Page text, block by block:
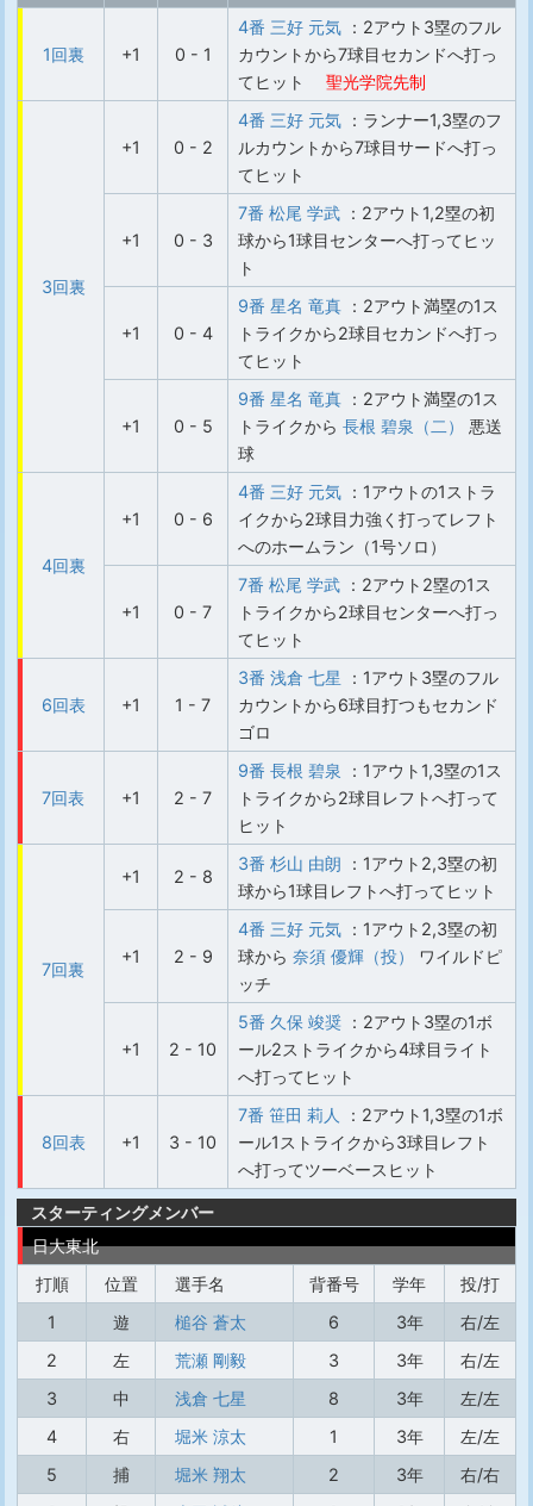
1回裏 +1 0 - 1
4番 三好 元気 ：2アウト3塁のフル
カウントから7球目セカンドへ打っ
てヒット
聖光学院先制
3回裏
+1 0 - 2
4番 三好 元気 ：ランナー1,3塁のフ
ルカウントから7球目サードへ打っ
てヒット
+1 0 - 3
7番 松尾 学武 ：2アウト1,2塁の初
球から1球目センターへ打ってヒッ
ト
+1 0 - 4
9番 星名 竜真 ：2アウト満塁の1ス
トライクから2球目セカンドへ打っ
てヒット
+1 0 - 5
9番 星名 竜真 ：2アウト満塁の1ス
トライクから 長根 碧泉（二）
悪送
球
4回裏
+1 0 - 6
4番 三好 元気 ：1アウトの1ストラ
イクから2球目力強く打ってレフト
へのホームラン（1号ソロ）
+1 0 - 7
7番 松尾 学武 ：2アウト2塁の1ス
トライクから2球目センターへ打っ
てヒット
6回表 +1 1 - 7
3番 浅倉 七星 ：1アウト3塁のフル
カウントから6球目打つもセカンド
ゴロ
7回表 +1 2 - 7
9番 長根 碧泉
：1アウト1,3塁の1ス
トライクから2球目レフトへ打って
ヒット
7回裏
+1 2 - 8
3番 杉山 由朗 ：1アウト2,3塁の初
球から1球目レフトへ打ってヒット
+1 2 - 9
4番 三好 元気 ：1アウト2,3塁の初
球から 奈須 優輝（投）
ワイルドピ
ッチ
+1 2 - 10
5番 久保 竣奨 ：2アウト3塁の1ボ
ール2ストライクから4球目ライト
へ打ってヒット
8回表 +1 3 - 10
7番 笹田 莉人
：2アウト1,3塁の1ボ
ール1ストライクから3球目レフト
へ打ってツーベースヒット
スターティングメンバー
日大東北
打順
位置 選手名 背番号 学年
投/打
1
遊 槌谷 蒼太 6 3年
右/左
2
左 荒瀬 剛毅 3 3年
右/左
3
中 浅倉 七星 8 3年
左/左
4
右 堀米 涼太 1 3年
左/左
5
捕 堀米 翔太 2 3年
右/右